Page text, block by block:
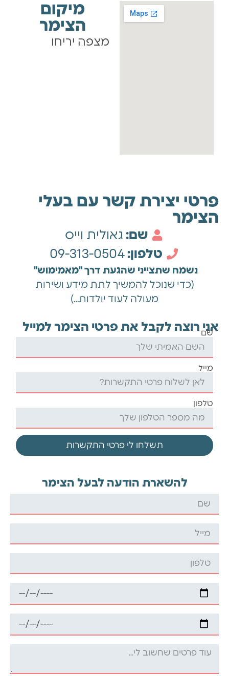
מיקום
הצימר
מצפה יריחו
פרטי יצירת קשר עם בעלי
הצימר
שם: גאולית וייס
טלפון: 09-313-0504
נשמח שתצייני שהגעת דרך "מאמימוש"
(כדי שנוכל להמשיך לתת מידע ושירות
מעולה לעוד יולדות…)
אני רוצה לקבל את פרטי הצימר למייל
שם
מייל
טלפון
תשלחו לי פרטי התקשרות
להשארת הודעה לבעל הצימר